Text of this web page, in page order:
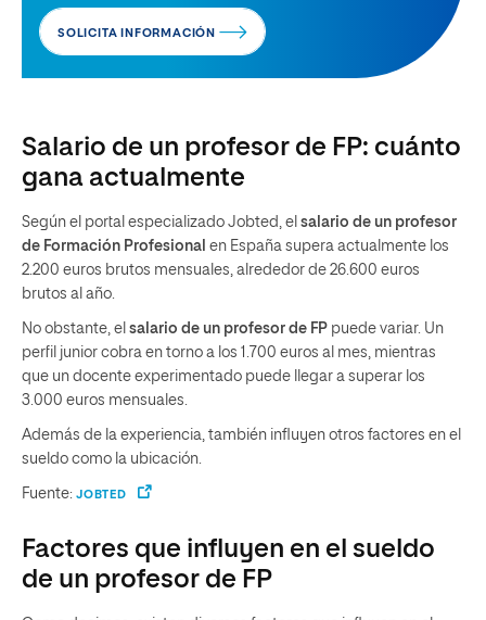
SOLICITA INFORMACIÓN
Salario de un profesor de FP: cuánto
gana actualmente
Según el portal especializado Jobted, el salario de un profesor
de Formación Profesional en España supera actualmente los
2.200 euros brutos mensuales, alrededor de 26.600 euros
brutos al año.
No obstante, el salario de un profesor de FP puede variar. Un
perfil junior cobra en torno a los 1.700 euros al mes, mientras
que un docente experimentado puede llegar a superar los
3.000 euros mensuales.
Además de la experiencia, también influyen otros factores en el
sueldo como la ubicación.
Fuente: JOBTED
Factores que influyen en el sueldo
de un profesor de FP